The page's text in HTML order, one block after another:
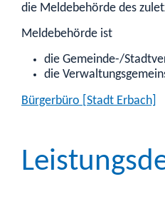
die Meldebehörde des
Meldebehörde ist
die Gemeinde-/
die
Bürgerbüro [Stadt Erbach]